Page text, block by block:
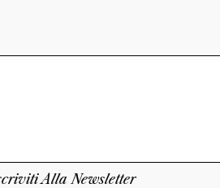
Alla Newsletter